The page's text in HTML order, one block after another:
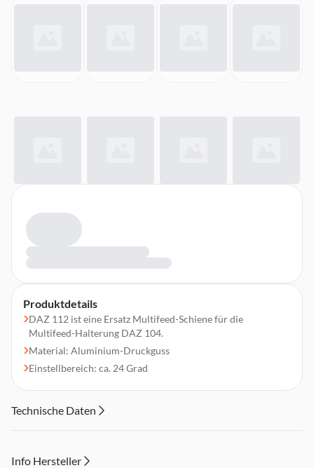
Produktdetails
DAZ 112 ist eine Ersatz Multifeed-Schiene für die
Multifeed-Halterung DAZ 104.
Material: Aluminium-Druckguss
Einstellbereich: ca. 24 Grad
Technische Daten
Info Hersteller